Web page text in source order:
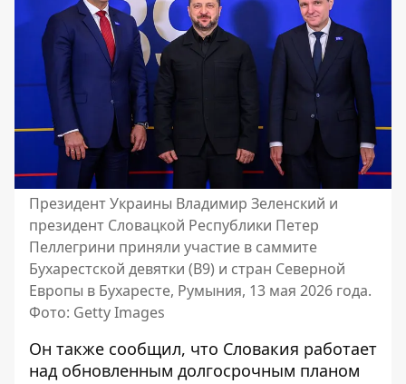
Президент Украины Владимир Зеленский и
президент Словацкой Республики Петер
Пеллегрини приняли участие в саммите
Бухарестской девятки (B9) и стран Северной
Европы в Бухаресте, Румыния, 13 мая 2026 года.
Фото: Getty Images
Он также сообщил, что Словакия работает
над обновленным долгосрочным планом